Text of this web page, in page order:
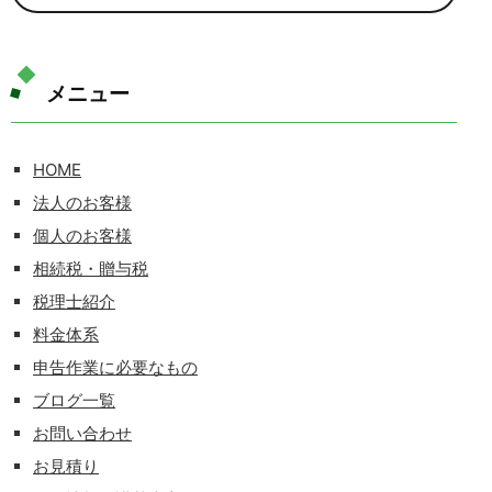
メニュー
HOME
法人のお客様
個人のお客様
相続税・贈与税
税理士紹介
料金体系
申告作業に必要なもの
ブログ一覧
お問い合わせ
お見積り